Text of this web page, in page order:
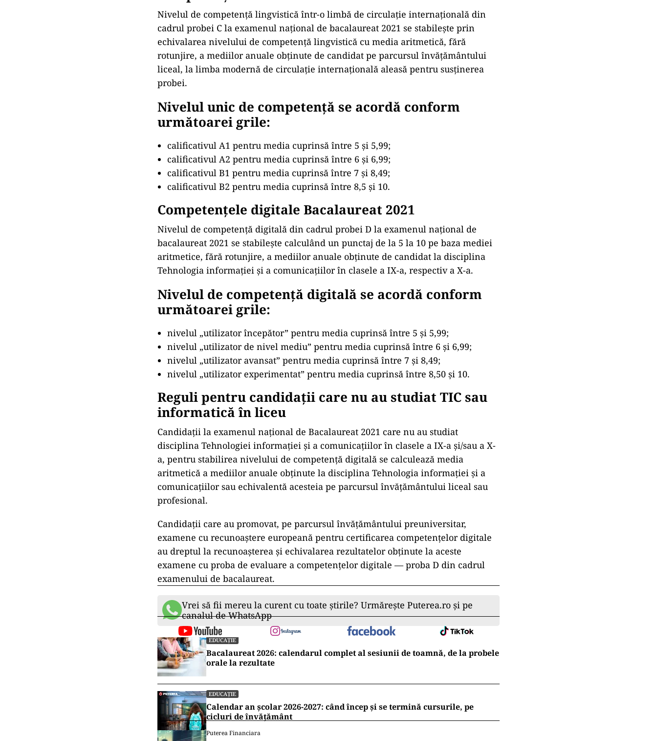
Nivelul de competență lingvistică într-o limbă de circulație internațională din
cadrul probei C la examenul național de bacalaureat 2021 se stabilește prin
echivalarea nivelului de competență lingvistică cu media aritmetică, fără
rotunjire, a mediilor anuale obținute de candidat pe parcursul învățământului
liceal, la limba modernă de circulație internațională aleasă pentru susținerea
probei.
Nivelul unic de competență se acordă conform
următoarei grile:
calificativul A1 pentru media cuprinsă între 5 și 5,99;
calificativul A2 pentru media cuprinsă între 6 și 6,99;
calificativul B1 pentru media cuprinsă între 7 și 8,49;
calificativul B2 pentru media cuprinsă între 8,5 și 10.
Competențele digitale Bacalaureat 2021
Nivelul de competență digitală din cadrul probei D la examenul național de
bacalaureat 2021 se stabilește calculând un punctaj de la 5 la 10 pe baza mediei
aritmetice, fără rotunjire, a mediilor anuale obținute de candidat la disciplina
Tehnologia informației și a comunicațiilor în clasele a IX-a, respectiv a X-a.
Nivelul de competență digitală se acordă conform
următoarei grile:
nivelul „utilizator începător” pentru media cuprinsă între 5 și 5,99;
nivelul „utilizator de nivel mediu” pentru media cuprinsă între 6 și 6,99;
nivelul „utilizator avansat” pentru media cuprinsă între 7 și 8,49;
nivelul „utilizator experimentat” pentru media cuprinsă între 8,50 și 10.
Reguli pentru candidații care nu au studiat TIC sau
informatică în liceu
Candidații la examenul național de Bacalaureat 2021 care nu au studiat
disciplina Tehnologiei informației și a comunicațiilor în clasele a IX-a și/sau a X-
a, pentru stabilirea nivelului de competență digitală se calculează media
aritmetică a mediilor anuale obținute la disciplina Tehnologia informației și a
comunicațiilor sau echivalentă acesteia pe parcursul învățământului liceal sau
profesional.
Candidații care au promovat, pe parcursul învățământului preuniversitar,
examene cu recunoaștere europeană pentru certificarea competențelor digitale
au dreptul la recunoașterea și echivalarea rezultatelor obținute la aceste
examene cu proba de evaluare a competențelor digitale — proba D din cadrul
examenului de bacalaureat.
Vrei să fii mereu la curent cu toate știrile? Urmărește Puterea.ro și pe
canalul de WhatsApp
EDUCAȚIE
Bacalaureat 2026: calendarul complet al sesiunii de toamnă, de la probele
orale la rezultate
EDUCAȚIE
Calendar an școlar 2026-2027: când încep și se termină cursurile, pe
cicluri de învățământ
Puterea Financiara